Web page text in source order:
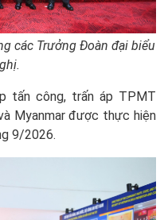
các Trưởng Đoàn đại biểu
tấn công, trấn áp TPMT
Myanmar được thực hiện
9/2026.